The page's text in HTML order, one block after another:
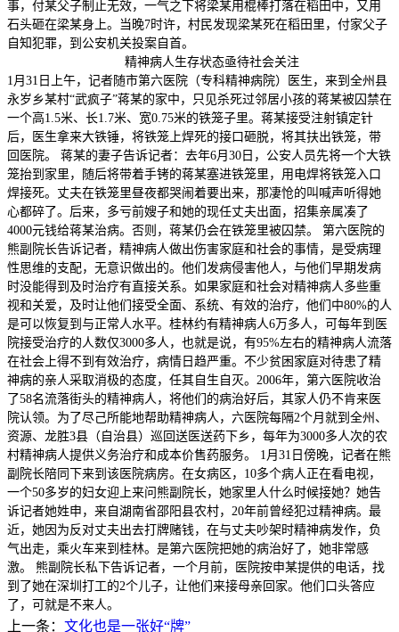
事，付某父子制止无效，一气之下将梁某用棍棒打落在稻田中，又用
石头砸在梁某身上。当晚7时许，村民发现梁某死在稻田里，付家父子
自知犯罪，到公安机关投案自首。
精神病人生存状态亟待社会关注
1月31日上午，记者随市第六医院（专科精神病院）医生，来到全州县
永岁乡某村“武疯子”蒋某的家中，只见杀死过邻居小孩的蒋某被囚禁在
一个高1.5米、长1.7米、宽0.75米的铁笼子里。蒋某接受注射镇定针
后，医生拿来大铁锤，将铁笼上焊死的接口砸脱，将其扶出铁笼，带
回医院。 蒋某的妻子告诉记者：去年6月30日，公安人员先将一个大铁
笼抬到家里，随后将带着手铐的蒋某塞进铁笼里，用电焊将铁笼入口
焊接死。丈夫在铁笼里昼夜都哭闹着要出来，那凄怆的叫喊声听得她
心都碎了。后来，多亏前嫂子和她的现任丈夫出面，招集亲属凑了
4000元钱给蒋某治病。否则，蒋某仍会在铁笼里被囚禁。 第六医院的
熊副院长告诉记者，精神病人做出伤害家庭和社会的事情，是受病理
性思维的支配，无意识做出的。他们发病侵害他人，与他们早期发病
时没能得到及时治疗有直接关系。如果家庭和社会对精神病人多些重
视和关爱，及时让他们接受全面、系统、有效的治疗，他们中80%的人
是可以恢复到与正常人水平。桂林约有精神病人6万多人，可每年到医
院接受治疗的人数仅3000多人，也就是说，有95%左右的精神病人流落
在社会上得不到有效治疗，病情日趋严重。不少贫困家庭对待患了精
神病的亲人采取消极的态度，任其自生自灭。2006年，第六医院收治
了58名流落街头的精神病人，将他们的病治好后，其家人仍不肯来医
院认领。为了尽己所能地帮助精神病人，六医院每隔2个月就到全州、
资源、龙胜3县（自治县）巡回送医送药下乡，每年为3000多人次的农
村精神病人提供义务治疗和成本价售药服务。 1月31日傍晚，记者在熊
副院长陪同下来到该医院病房。在女病区，10多个病人正在看电视，
一个50多岁的妇女迎上来问熊副院长，她家里人什么时候接她？她告
诉记者她姓申，来自湖南省邵阳县农村，20年前曾经犯过精神病。最
近，她因为反对丈夫出去打牌赌钱，在与丈夫吵架时精神病发作，负
气出走，乘火车来到桂林。是第六医院把她的病治好了，她非常感
激。 熊副院长私下告诉记者，一个月前，医院按申某提供的电话，找
到了她在深圳打工的2个儿子，让他们来接母亲回家。他们口头答应
了，可就是不来人。
上一条： 文化也是一张好“牌”